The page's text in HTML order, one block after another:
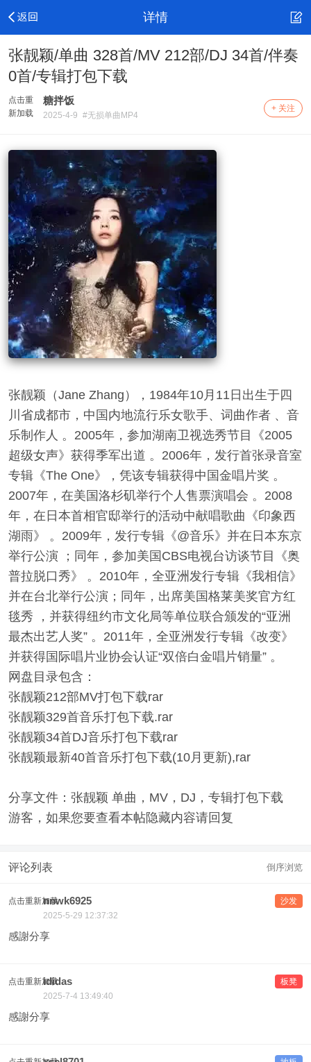
详情
张靓颖/单曲 328首/MV 212部/DJ 34首/伴奏
0首/专辑打包下载
点击重
新加载
糖拌饭
2025-4-9 #无损单曲MP4
+ 关注
张靓颖（Jane Zhang），1984年10月11日出生于四
川省成都市，中国内地流行乐女歌手、词曲作者 、音
乐制作人 。2005年，参加湖南卫视选秀节目《2005
超级女声》获得季军出道 。2006年，发行首张录音室
专辑《The One》，凭该专辑获得中国金唱片奖 。
2007年，在美国洛杉矶举行个人售票演唱会 。2008
年，在日本首相官邸举行的活动中献唱歌曲《印象西
湖雨》 。2009年，发行专辑《@音乐》并在日本东京
举行公演 ；同年，参加美国CBS电视台访谈节目《奥
普拉脱口秀》 。2010年，全亚洲发行专辑《我相信》
并在台北举行公演；同年，出席美国格莱美奖官方红
毯秀 ，并获得纽约市文化局等单位联合颁发的“亚洲
最杰出艺人奖” 。2011年，全亚洲发行专辑《改变》
并获得国际唱片业协会认证“双倍白金唱片销量” 。
网盘目录包含：
张靓颖212部MV打包下载rar
张靓颖329首音乐打包下载.rar
张靓颖34首DJ音乐打包下载rar
张靓颖最新40首音乐打包下载(10月更新),rar
分享文件：张靓颖 单曲，MV，DJ，专辑打包下载
游客，如果您要查看本帖隐藏内容请回复
评论列表 倒序浏览
点击重新加载 沙发
nnwk6925
2025-5-29 12:37:32
感謝分享
点击重新加载 板凳
ididas
2025-7-4 13:49:40
感謝分享